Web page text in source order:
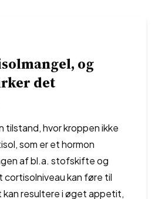
og
det
tilstand, hvor kroppen ikke
som er et hormon
af ​​bl.a. stofskifte og
kan føre til
resultere i øget appetit,